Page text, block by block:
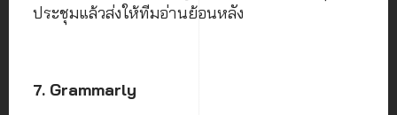
ประชุมแล้วส่งให้ทีมอ่านย้อนหลัง
7. Grammarly